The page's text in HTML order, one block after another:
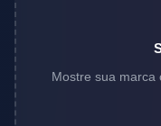
Mostre sua marca